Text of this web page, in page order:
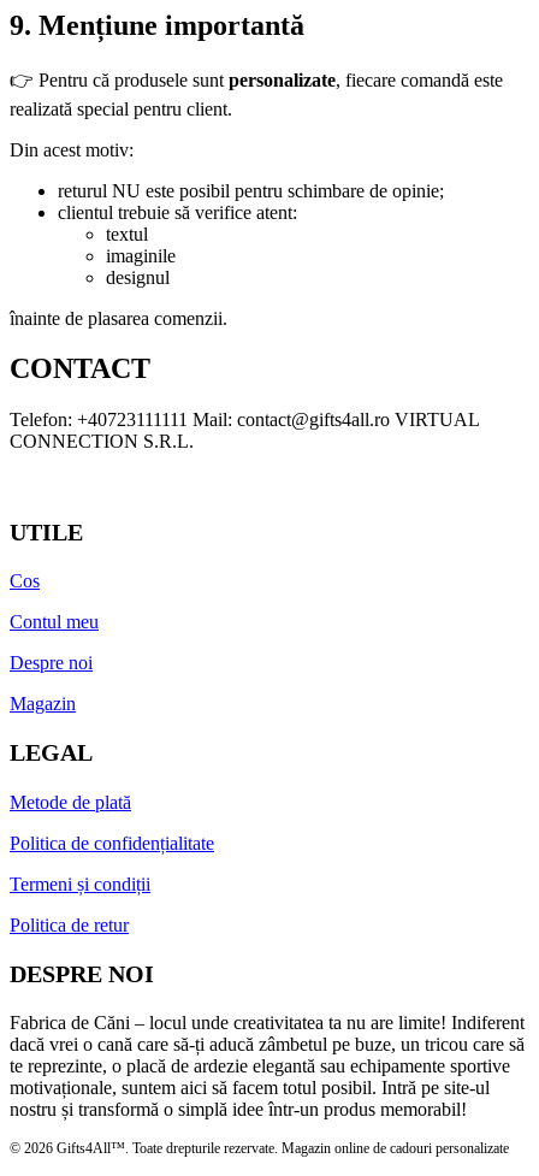
9. Mențiune importantă
👉 Pentru că produsele sunt personalizate, fiecare comandă este
realizată special pentru client.
Din acest motiv:
returul NU este posibil pentru schimbare de opinie;
clientul trebuie să verifice atent:
textul
imaginile
designul
înainte de plasarea comenzii.
CONTACT
Telefon: +40723111111 Mail: contact@gifts4all.ro VIRTUAL
CONNECTION S.R.L.
UTILE
Cos
Contul meu
Despre noi
Magazin
LEGAL
Metode de plată
Politica de confidențialitate
Termeni și condiții
Politica de retur
DESPRE NOI
Fabrica de Căni – locul unde creativitatea ta nu are limite! Indiferent
dacă vrei o cană care să-ți aducă zâmbetul pe buze, un tricou care să
te reprezinte, o placă de ardezie elegantă sau echipamente sportive
motivaționale, suntem aici să facem totul posibil. Intră pe site-ul
nostru și transformă o simplă idee într-un produs memorabil!
© 2026 Gifts4All™. Toate drepturile rezervate. Magazin online de cadouri personalizate